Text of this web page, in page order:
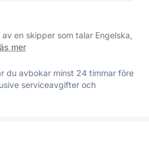
en skipper som talar Engelska,
mer
du avbokar minst 24 timmar före
serviceavgifter och